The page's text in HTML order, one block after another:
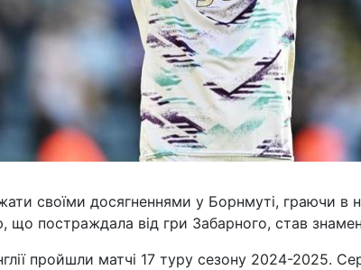
своїми досягненнями у Борнмуті, граючи в
постраждала від гри Забарного, став
пройшли матчі 17 туру сезону 2024-2025.